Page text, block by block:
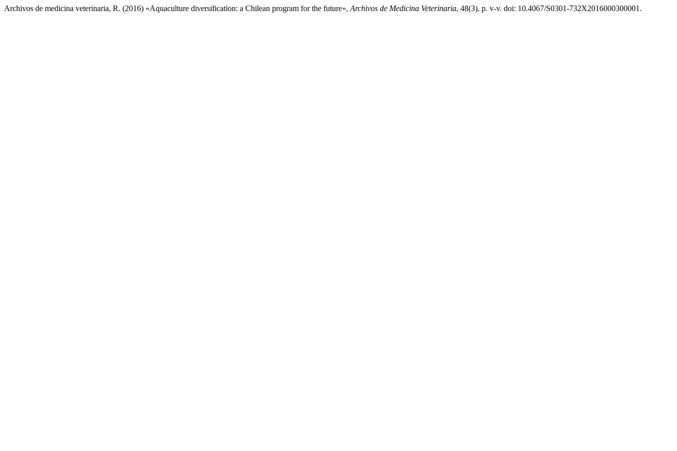
Archivos de medicina veterinaria, R. (2016) «Aquaculture diversification: a Chilean program for the future», Archivos de Medicina Veterinaria, 48(3), p. v-v. doi: 10.4067/S0301-732X2016000300001.